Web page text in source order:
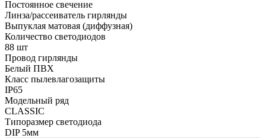
Постоянное свечение
Линза/рассеиватель гирлянды
Выпуклая матовая (диффузная)
Количество светодиодов
88 шт
Провод гирлянды
Белый ПВХ
Класс пылевлагозащиты
IP65
Модельный ряд
CLASSIC
Типоразмер светодиода
DIP 5мм